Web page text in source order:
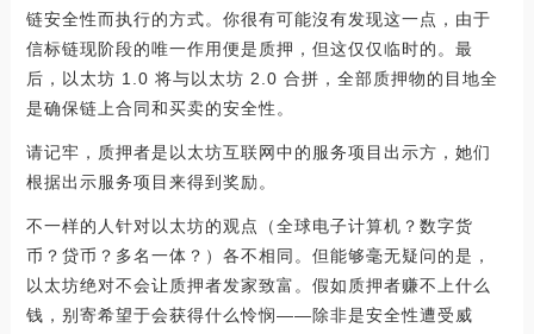
链安全性而执行的方式。你很有可能沒有发现这一点，由于
信标链现阶段的唯一作用便是质押，但这仅仅临时的。最
后，以太坊 1.0 将与以太坊 2.0 合拼，全部质押物的目地全
是确保链上合同和买卖的安全性。
请记牢，质押者是以太坊互联网中的服务项目出示方，她们
根据出示服务项目来得到奖励。
不一样的人针对以太坊的观点（全球电子计算机？数字货
币？贷币？多名一体？）各不相同。但能够毫无疑问的是，
以太坊绝对不会让质押者发家致富。假如质押者赚不上什么
钱，别寄希望于会获得什么怜悯——除非是安全性遭受威